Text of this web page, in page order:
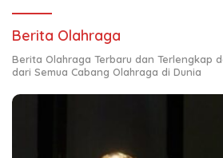
Berita Olahraga
Berita Olahraga Terbaru dan Terlengkap
dari Semua Cabang Olahraga di Dunia